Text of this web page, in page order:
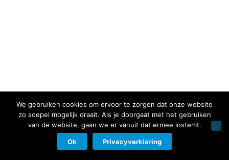
We gebruiken cookies om ervoor te zorgen dat onze website
zo soepel mogelijk draait. Als je doorgaat met het gebruiken
van de website, gaan we er vanuit dat ermee instemt.
Ok Privacyverklaring